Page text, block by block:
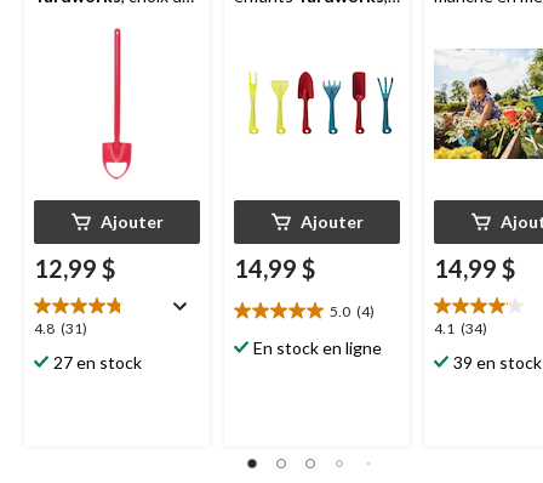
Ajouter
12,99 $
4.8 (31)
4.8
étoile(s)
sur
27 en stock
Ajouter
14,99 $
5.0 (4)
5.0
étoile(s)
En stock en ligne
en bois,
14,99 $
4.1 (34)
4.1
étoile(s)
sur
39 en stock